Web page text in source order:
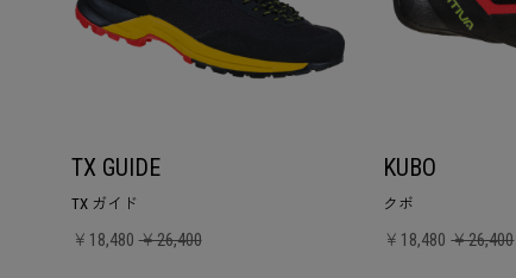
TX GUIDE
TX ガイド
￥18,480 ￥26,400
KUBO
クボ
￥18,480 ￥26,400